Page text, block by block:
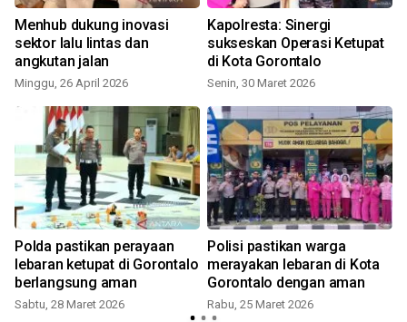
Menhub dukung inovasi
sektor lalu lintas dan
angkutan jalan
Minggu, 26 April 2026
Kapolresta: Sinergi
sukseskan Operasi Ketupat
di Kota Gorontalo
Senin, 30 Maret 2026
Polda pastikan perayaan
lebaran ketupat di Gorontalo
berlangsung aman
Sabtu, 28 Maret 2026
Polisi pastikan warga
merayakan lebaran di Kota
Gorontalo dengan aman
Rabu, 25 Maret 2026